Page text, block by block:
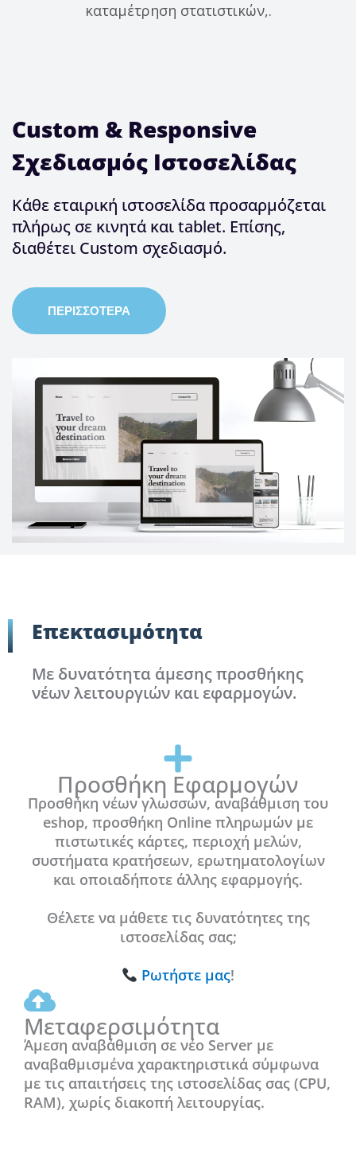
καταμέτρηση στατιστικών,.
Custom & Responsive
Σχεδιασμός Ιστοσελίδας
Κάθε εταιρική ιστοσελίδα προσαρμόζεται
πλήρως σε κινητά και tablet. Επίσης,
διαθέτει Custom σχεδιασμό.
ΠΕΡΙΣΣΟΤΕΡΑ
Επεκτασιμότητα
Με δυνατότητα άμεσης προσθήκης
νέων λειτουργιών και εφαρμογών.
Προσθήκη Εφαρμογών
Προσθήκη νέων γλωσσών, αναβάθμιση του
eshop, προσθήκη Online πληρωμών με
πιστωτικές κάρτες, περιοχή μελών,
συστήματα κρατήσεων, ερωτηματολογίων
και οποιαδήποτε άλλης εφαρμογής.
Θέλετε να μάθετε τις δυνατότητες της
ιστοσελίδας σας;
Ρωτήστε μας!
Μεταφερσιμότητα
Άμεση αναβάθμιση σε νέο Server με
αναβαθμισμένα χαρακτηριστικά σύμφωνα
με τις απαιτήσεις της ιστοσελίδας σας (CPU,
RAM), χωρίς διακοπή λειτουργίας.